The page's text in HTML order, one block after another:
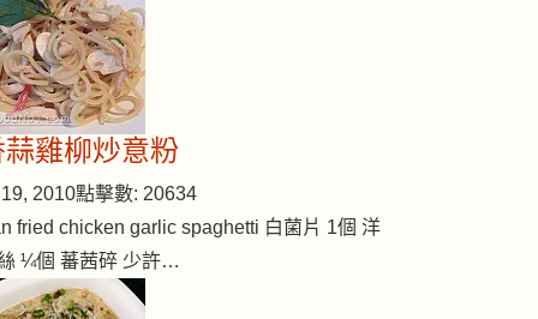
佳人
雞柳炒意粉
2010點擊數: 20634
fried chicken garlic spaghetti 白菌片 1個 洋
¼個 蕃茜碎 少許…